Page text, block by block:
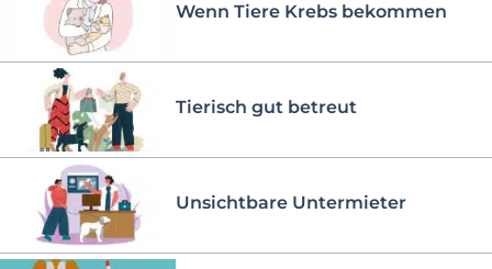
Wenn Tiere Krebs bekommen
Tierisch gut betreut
Unsichtbare Untermieter